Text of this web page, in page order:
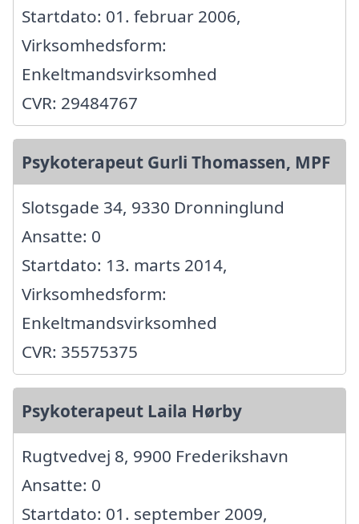
Startdato: 01. februar 2006,
Virksomhedsform:
Enkeltmandsvirksomhed
CVR: 29484767
Psykoterapeut Gurli Thomassen, MPF
Slotsgade 34, 9330 Dronninglund
Ansatte: 0
Startdato: 13. marts 2014,
Virksomhedsform:
Enkeltmandsvirksomhed
CVR: 35575375
Psykoterapeut Laila Hørby
Rugtvedvej 8, 9900 Frederikshavn
Ansatte: 0
Startdato: 01. september 2009,